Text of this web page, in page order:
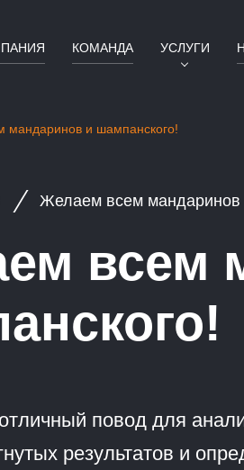
КОМАНДА УСЛУГИ
мандаринов и шампанского!
Желаем всем мандаринов
всем
повод для
результатов и